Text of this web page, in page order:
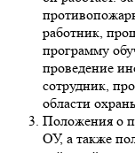
работник,
программу
проведение
сотрудник,
области
Положения о
ОУ, а также